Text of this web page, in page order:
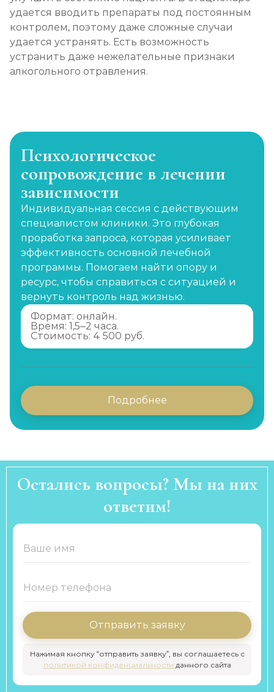
удается вводить препараты под постоянным
контролем, поэтому даже сложные случаи
удается устранять. Есть возможность
устранить даже нежелательные признаки
алкогольного отравления.
Психологическое
сопровождение в лечении
зависимости
Индивидуальная сессия с действующим
специалистом клиники. Это глубокая
проработка запроса, которая усиливает
эффективность основной лечебной
программы. Помогаем найти опору и
ресурс, чтобы справиться с ситуацией и
вернуть контроль над жизнью.
Формат: онлайн.
Время: 1,5–2 часа.
Стоимость: 4 500 руб.
Подробнее
Остались вопросы? Мы на них
ответим!
Отправить заявку
Нажимая кнопку “отправить заявку”, вы соглашаетесь с
политикой конфиденциальности данного сайта